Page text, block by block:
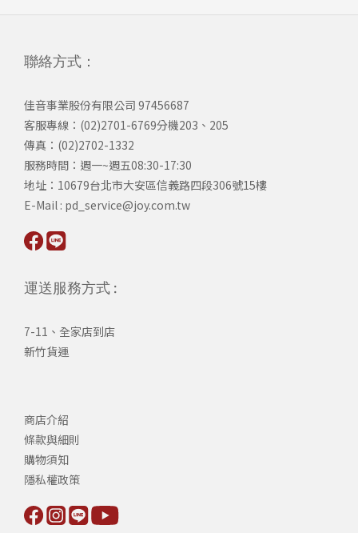
聯絡方式：
佳音事業股份有限公司 97456687
客服專線：(02)2701-6769分機203、205
傳真：(02)2702-1332
服務時間：週一~週五08:30-17:30
​地址：10679台北市大安區信義路四段306號15樓
​E-Mail : pd_service@joy.com.tw
運送服務方式 :
7-11、全家店到店
新竹貨運
商店介紹
條款與細則
購物須知
隱私權政策